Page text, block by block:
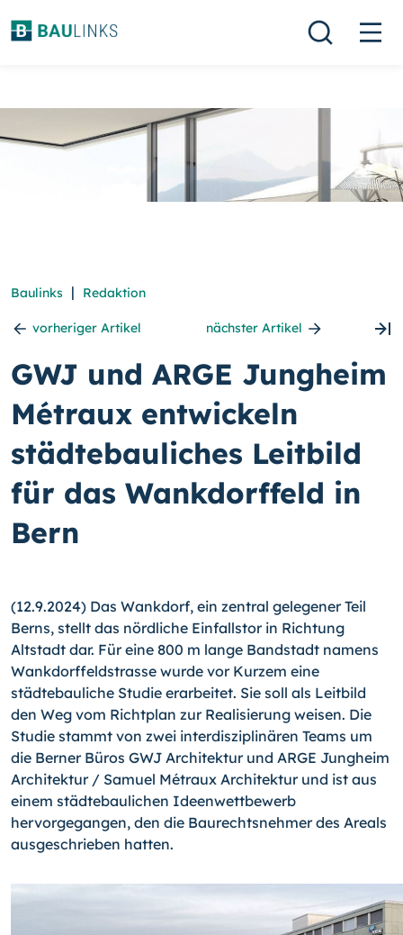
Baulinks | Redaktion
vorheriger Artikel nächster Artikel
GWJ und ARGE Jungheim
Métraux entwickeln
städtebauliches Leitbild
für das Wankdorffeld in
Bern
(12.9.2024) Das Wankdorf, ein zentral gelegener Teil
Berns, stellt das nördliche Einfallstor in Richtung
Altstadt dar. Für eine 800 m lange Bandstadt namens
Wankdorffeldstrasse wurde vor Kurzem eine
städtebauliche Studie erarbeitet. Sie soll als Leitbild
den Weg vom Richtplan zur Realisierung weisen. Die
Studie stammt von zwei interdisziplinären Teams um
die Berner Büros GWJ Architektur und ARGE Jungheim
Architektur / Samuel Métraux Architektur und ist aus
einem städtebaulichen Ideenwettbewerb
hervorgegangen, den die Baurechtsnehmer des Areals
ausgeschrieben hatten.